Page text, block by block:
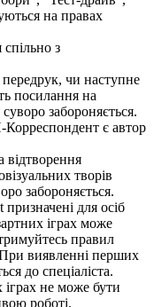
на правах
з
передрук, чи наступне
посилання на
забороняється.
Корреспондент є автор
відтворення
творів
забороняється.
для осіб
іграх може
правил
виявленні перших
до спеціаліста.
не може бути
роботі.